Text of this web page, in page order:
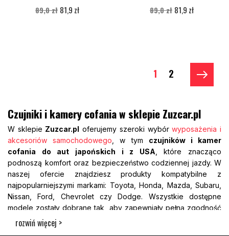
89,0 zł 81,9 zł 89,0 zł 81,9 zł
1 2
Czujniki i kamery cofania w sklepie Zuzcar.pl
W sklepie Zuzcar.pl oferujemy szeroki wybórwyposażenia i
akcesoriów samochodowego , w tym czujników i kamer
cofania do aut japońskich i z USA , które znacząco
podnoszą komfort oraz bezpieczeństwo codziennej jazdy. W
naszej ofercie znajdziesz produkty kompatybilne z
najpopularniejszymi markami: Toyota, Honda, Mazda, Subaru,
Nissan, Ford, Chevrolet czy Dodge. Wszystkie dostępne
modele zostały dobrane tak, aby zapewniały pełną zgodność
z elektroniką pojazdu, a także łatwość montażu i niezawodne
działanie. Oferujemy zarówno systemy fabryczne, jak i
rozwiń więcej >